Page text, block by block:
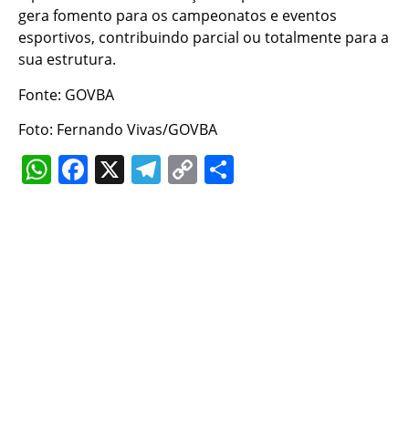
gera fomento para os campeonatos e eventos
esportivos, contribuindo parcial ou totalmente para a
sua estrutura.
Fonte: GOVBA
Foto: Fernando Vivas/GOVBA
WhatsApp
Facebook
X Telegram
Copy